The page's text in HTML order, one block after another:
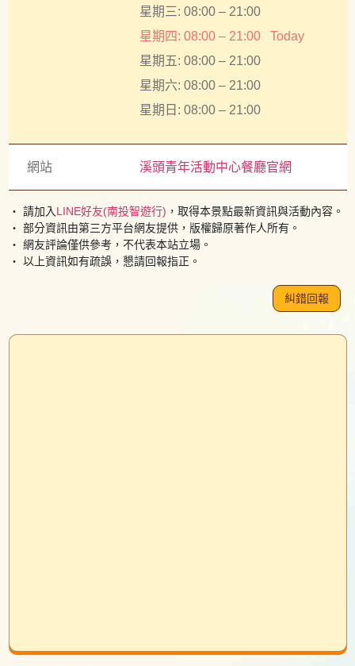
星期三: 08:00 – 21:00
星期四: 08:00 – 21:00
Today
星期五: 08:00 – 21:00
星期六: 08:00 – 21:00
星期日: 08:00 – 21:00
網站 溪頭青年活動中心餐廳官網
・ 請加入LINE好友(南投智遊行) ，取得本景點最新資訊與活動內容。
・ 部分資訊由第三方平台網友提供，版權歸原著作人所有。
・ 網友評論僅供參考，不代表本站立場。
・ 以上資訊如有疏誤，懇請回報指正。
糾錯回報